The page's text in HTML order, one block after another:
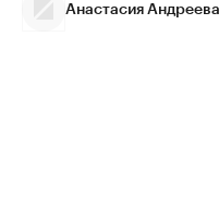
Анастасия Андреева